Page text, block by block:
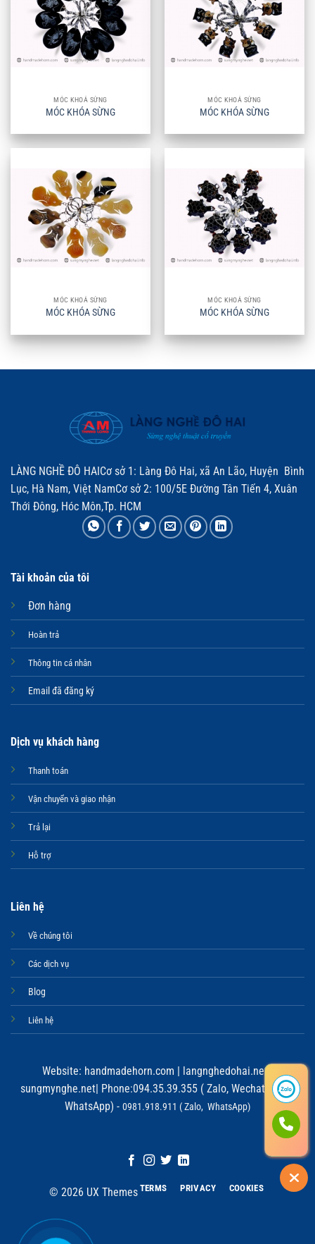
MÓC KHOÁ SỪNG
MÓC KHÓA SỪNG
MÓC KHOÁ SỪNG
MÓC KHÓA SỪNG
MÓC KHOÁ SỪNG
MÓC KHÓA SỪNG
MÓC KHOÁ SỪNG
MÓC KHÓA SỪNG
LÀNG NGHỀ ĐÔ HAICơ sở 1: Làng Đô Hai, xã An Lão, Huyện Bình
Lục, Hà Nam, Việt NamCơ sở 2: 100/5E Đường Tân Tiến 4, Xuân
Thới Đông, Hóc Môn,Tp. HCM
Tài khoản của tôi
Đơn hàng
Hoàn trả
Thông tin cá nhân
Email đã đăng ký
Dịch vụ khách hàng
Thanh toán
Vận chuyển và giao nhận
Trả lại
Hỗ trợ
Liên hệ
Về chúng tôi
Các dịch vụ
Blog
Liên hệ
Website: handmadehorn.com | langnghedohai.net
sungmynghe.net| Phone:094.35.39.355 ( Zalo, Wechat, Viber,
WhatsApp) - 0981.918.911 ( Zalo, WhatsApp)
© 2026 UX Themes TERMS PRIVACY COOKIES